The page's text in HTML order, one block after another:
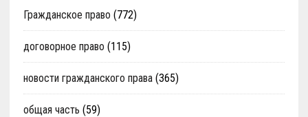
Гражданское право (772)
договорное право (115)
новости гражданского права(365)
общая часть (59)